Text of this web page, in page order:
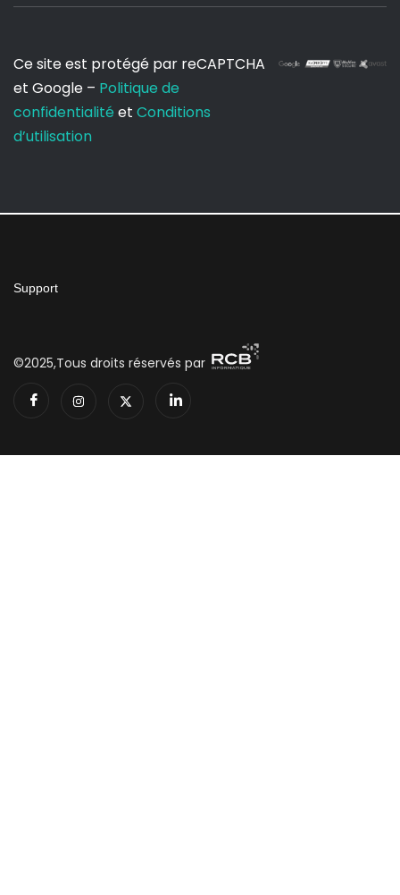
Ce site est protégé par reCAPTCHA
et Google – Politique de
confidentialité et Conditions
d’utilisation
Support
©2025,Tous droits réservés par